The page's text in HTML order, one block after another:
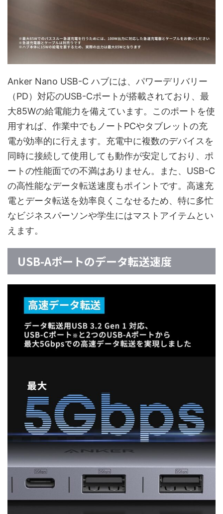
Anker Nano USB-C ハブには、パワーデリバリー
（PD）対応のUSB-Cポートが搭載されており、最
大85Wの給電能力を備えています。このポートを使
用すれば、作業中でもノートPCやタブレットの充
電が効率的に行えます。充電中に複数のデバイスを
同時に接続して使用しても動作が安定しており、ポ
ートの性能面での不満はありません。また、USB-C
の高性能なデータ転送速度もポイントです。高速充
電とデータ転送を効率良くこなせるため、特に多忙
なビジネスパーソンや学生にはマストアイテムとい
えます。
USB-Aポートのデータ転送速度